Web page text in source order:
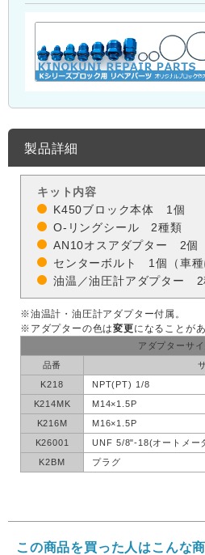
製品詳細
キット内容
K450ブロック本体 1個
O-リングシール 2種類
AN10オスアダプター 2個
センターボルト 1個（車種
油温／油圧計アダプター 2
※油温計・油圧計アダプター付属。
※アダプターの色は変更になることが
アダプターサ
品番
K218
NPT(PT) 1/8
K214MK
M14×1.5P
K216M
M16×1.5P
K26001
UNF 5/8"-18(オートメー
K2BM
プラグ
この商品を買った人はこんな